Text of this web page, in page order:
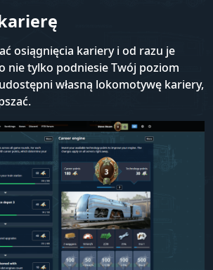
osiągnięcia kariery i od razu je
nie tylko podniesie Twój poziom
własną lokomotywę kariery,